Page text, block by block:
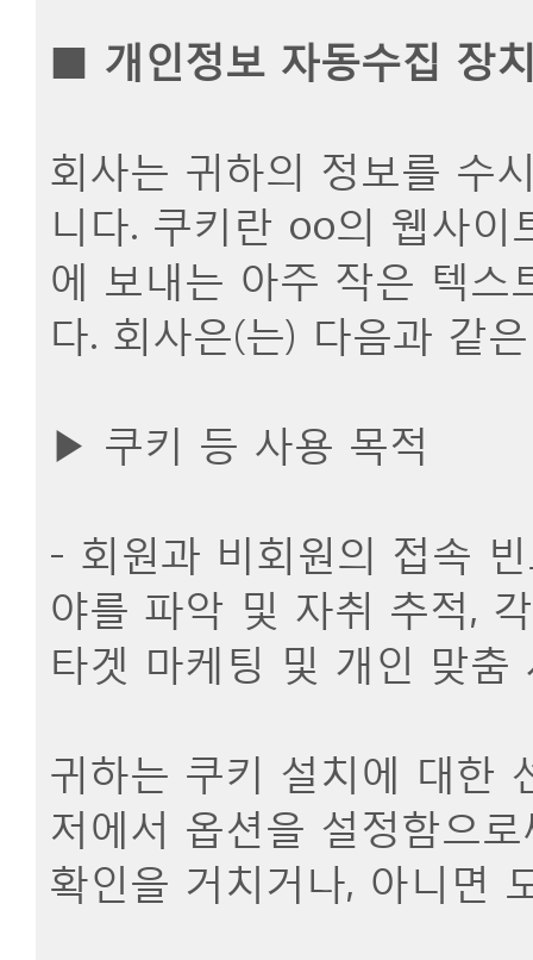
■ 개인정보 자동수집 장
회사는 귀하의 정보를 수
니다. 쿠키란 oo의 웹사
에 보내는 아주 작은 텍스
다. 회사은(는) 다음과 같
▶ 쿠키 등 사용 목적
- 회원과 비회원의 접속
야를 파악 및 자취 추적,
타겟 마케팅 및 개인 맞춤
귀하는 쿠키 설치에 대한
저에서 옵션을 설정함으
확인을 거치거나, 아니면